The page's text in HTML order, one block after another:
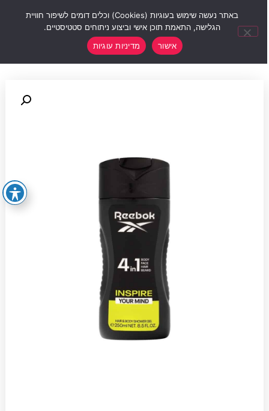
באתר נעשה שימוש בעוגיות (Cookies) וכלים דומים לשיפור חוויית
הגלישה, התאמת תוכן אישי וביצוע ניתוחים סטטיסטיים.
אישור
מדיניות עוגיות